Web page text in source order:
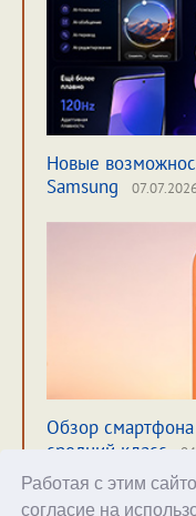
Работая с этим
согласие на
Новые
Samsung
Обзор
средний класс